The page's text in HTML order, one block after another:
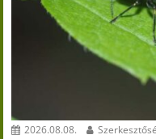
2026.08.08.